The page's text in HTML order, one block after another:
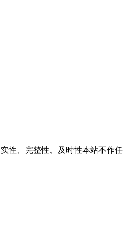
性、完整性、及时性本站不作任